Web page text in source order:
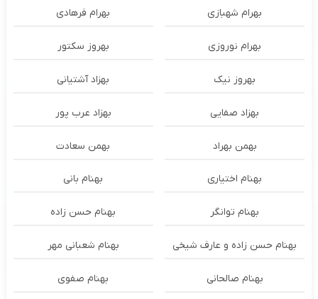
بهرام شهبازی بهرام فرهادی
بهرام نوروزی بهروز سکتور
بهروز نیک بهزاد آشتیانی
بهزاد صفایی بهزاد عرب پور
بهمن بهراد بهمن سعادت
بهنام اختیاری بهنام بانی
بهنام توانگر بهنام حسن زاده
بهنام حسن زاده و عارف شیخی بهنام شعبانی مهر
بهنام صالحانی بهنام صفوی